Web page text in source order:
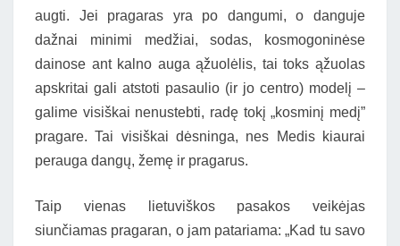
augti. Jei pragaras yra po dangumi, o danguje
dažnai minimi medžiai, sodas, kosmogoninėse
dainose ant kalno auga ąžuolėlis, tai toks ąžuolas
apskritai gali atstoti pasaulio (ir jo centro) modelį –
galime visiškai nenustebti, radę tokį „kosminį medį”
pragare. Tai visiškai dėsninga, nes Medis kiaurai
perauga dangų, žemę ir pragarus.
Taip vienas lietuviškos pasakos veikėjas
siunčiamas pragaran, o jam patariama: „Kad tu savo